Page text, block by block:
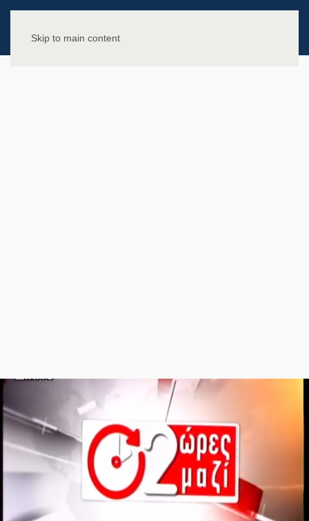
Skip to main content